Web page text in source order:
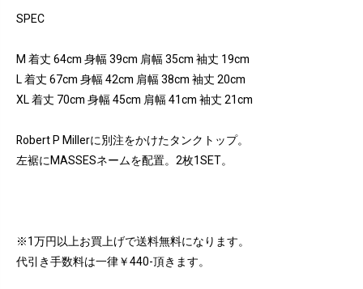
SPEC
M 着丈 64cm 身幅 39cm 肩幅 35cm 袖丈 19cm
L 着丈 67cm 身幅 42cm 肩幅 38cm 袖丈 20cm
XL 着丈 70cm 身幅 45cm 肩幅 41cm 袖丈 21cm
Robert P Millerに別注をかけたタンクトップ。
左裾にMASSESネームを配置。2枚1SET。
※1万円以上お買上げで送料無料になります。
代引き手数料は一律￥440-頂きます。